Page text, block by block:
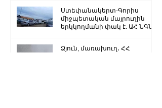
Ստեփանակերտ-Գորիս
միջպետական մայրուղին
երկկողմանի փակ է. ԱՀ ՆԳՆ
Ձյուն, մառախուղ․ ՀՀ